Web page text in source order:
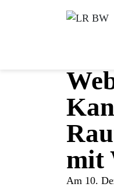
mit
Am 10.